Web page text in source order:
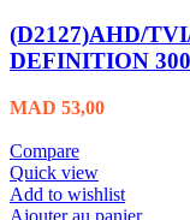
(D2127)AHD/
DEFINITION
MAD 53,00
Compare
Quick view
Add to wishlist
Ajouter au panier